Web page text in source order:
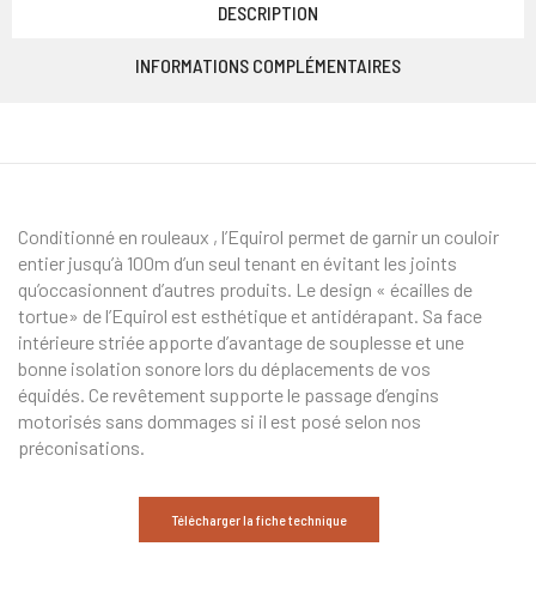
DESCRIPTION
INFORMATIONS COMPLÉMENTAIRES
Conditionné en rouleaux , l’Equirol permet de garnir un couloir
entier jusqu’à 100m d’un seul tenant en évitant les joints
qu’occasionnent d’autres produits. Le design « écailles de
tortue» de l’Equirol est esthétique et antidérapant. Sa face
intérieure striée apporte d’avantage de souplesse et une
bonne isolation sonore lors du déplacements de vos
équidés. Ce revêtement supporte le passage d’engins
motorisés sans dommages si il est posé selon nos
préconisations.
Télécharger la fiche technique